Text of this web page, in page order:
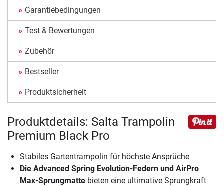
Garantiebedingungen
Test & Bewertungen
Zubehör
Bestseller
Produktsicherheit
Produktdetails: Salta Trampolin
Premium Black Pro
Stabiles Gartentrampolin für höchste Ansprüche
Die Advanced Spring Evolution-Federn und AirPro
Max-Sprungmatte bieten eine ultimative Sprungkraft